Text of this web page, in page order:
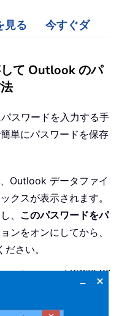
見る
今すぐダ
て Outlook のパ
スワードを入力する手
単にパスワードを保存
Outlook データファイ
クスが表示されます。
、 このパスワードをパ
ンをオンにしてから、
さい。